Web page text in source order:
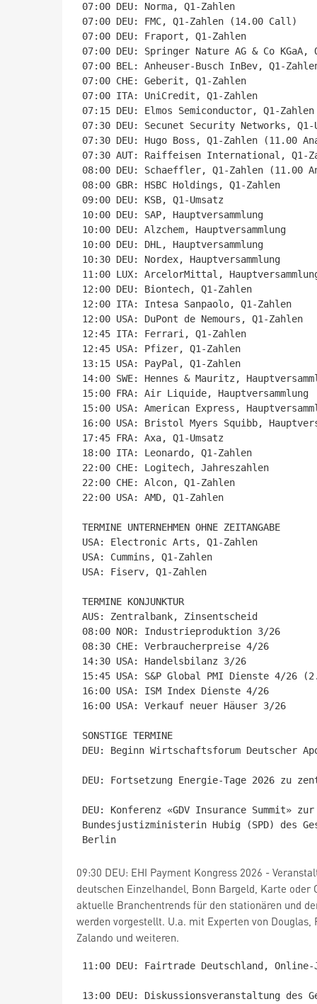
07:00 DEU: Norma, Q1-Zahlen
07:00 DEU: FMC, Q1-Zahlen (14.00 Call)
07:00 DEU: Fraport, Q1-Zahlen
07:00 DEU: Springer Nature AG & Co
07:00 BEL: Anheuser-Busch InBev, Q1-
07:00 CHE: Geberit, Q1-Zahlen
07:00 ITA: UniCredit, Q1-Zahlen
07:15 DEU: Elmos Semiconductor, Q1-Zahlen
07:30 DEU: Secunet Security Networks, Q1-
07:30 DEU: Hugo Boss, Q1-Zahlen (11.00
07:30 AUT: Raiffeisen International, Q1-
08:00 DEU: Schaeffler, Q1-Zahlen (11.00
08:00 GBR: HSBC Holdings, Q1-Zahlen
09:00 DEU: KSB, Q1-Umsatz
10:00 DEU: SAP, Hauptversammlung
10:00 DEU: Alzchem, Hauptversammlung
10:00 DEU: DHL, Hauptversammlung
10:30 DEU: Nordex, Hauptversammlung
11:00 LUX: ArcelorMittal,
12:00 DEU: Biontech, Q1-Zahlen
12:00 ITA: Intesa Sanpaolo, Q1-Zahlen
12:00 USA: DuPont de Nemours, Q1-Zahlen
12:45 ITA: Ferrari, Q1-Zahlen
12:45 USA: Pfizer, Q1-Zahlen
13:15 USA: PayPal, Q1-Zahlen
14:00 SWE: Hennes & Mauritz,
15:00 FRA: Air Liquide, Hauptversammlung
15:00 USA: American Express,
16:00 USA: Bristol Myers Squibb,
17:45 FRA: Axa, Q1-Umsatz
18:00 ITA: Leonardo, Q1-Zahlen
22:00 CHE: Logitech, Jahreszahlen
22:00 CHE: Alcon, Q1-Zahlen
22:00 USA: AMD, Q1-Zahlen
TERMINE UNTERNEHMEN OHNE ZEITANGABE
USA: Electronic Arts, Q1-Zahlen
USA: Cummins, Q1-Zahlen
USA: Fiserv, Q1-Zahlen
TERMINE KONJUNKTUR
AUS: Zentralbank, Zinsentscheid
08:00 NOR: Industrieproduktion 3/26
08:30 CHE: Verbraucherpreise 4/26
14:30 USA: Handelsbilanz 3/26
15:45 USA: S&P Global PMI Dienste 4/26
16:00 USA: ISM Index Dienste 4/26
16:00 USA: Verkauf neuer Häuser 3/26
SONSTIGE TERMINE
DEU: Beginn Wirtschaftsforum Deutscher
DEU: Fortsetzung Energie-Tage 2026 zu
DEU: Konferenz «GDV Insurance
Bundesjustizministerin Hubig (SPD) des
09:30 DEU: EHI Payment Kongress 2026 -
deutschen Einzelhandel, Bonn Bargeld, Karte oder
aktuelle Branchentrends für den stationären und
werden vorgestellt. U.a. mit Experten von Douglas,
Zalando und weiteren.
11:00 DEU: Fairtrade Deutschland,
13:00 DEU: Diskussionsveranstaltung des